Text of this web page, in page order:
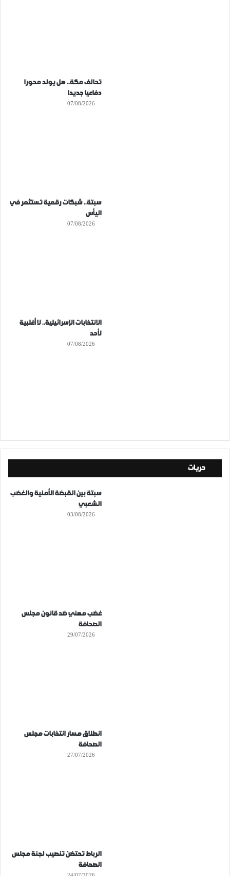
تحالف مكة.. هل يولد محورا
دفاعيا جديدا
07/08/2026
سبتة.. شبكات رقمية تستثمر في
اليأس
07/08/2026
الانتخابات الإسرائيلية.. لا أغلبية
لأحد
07/08/2026
حريات
سبتة بين القبضة الأمنية والغضب
الشعبي
03/08/2026
غضب مهني ضد قانون مجلس
الصحافة
29/07/2026
انطلاق مسار انتخابات مجلس
الصحافة
27/07/2026
الرباط تحتضن تنصيب لجنة مجلس
الصحافة